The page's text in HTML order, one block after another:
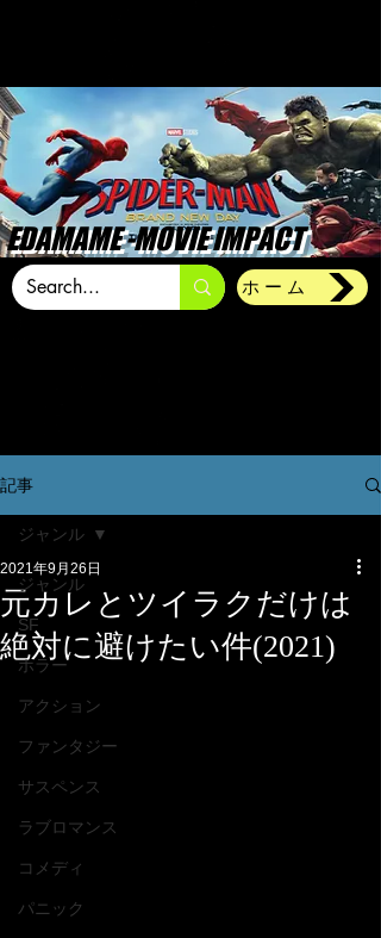
EDAMAME -MOVIE IMPACT
ホーム
記事
ジャンル
SF
ホラー
アクション
ファンタジー
サスペンス
ラブロマンス
コメディ
パニック
ジャンル
元カレとツイラクだけは
絶対に避けたい件(2021)
2021年9月26日